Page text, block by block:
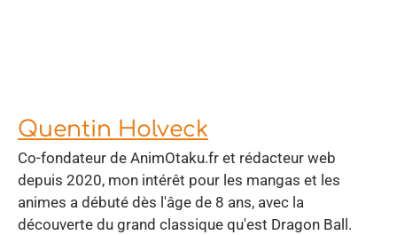
Quentin Holveck
Co-fondateur de AnimOtaku.fr et rédacteur web
depuis 2020, mon intérêt pour les mangas et les
animes a débuté dès l'âge de 8 ans, avec la
découverte du grand classique qu'est Dragon Ball.